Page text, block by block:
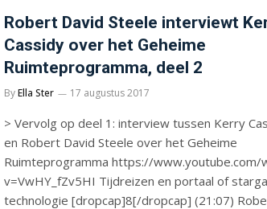
Robert David Steele interviewt
Cassidy over het Geheime
Ruimteprogramma, deel 2
By Ella Ster 17 augustus 2017
> Vervolg op deel 1: interview tussen Kerry
en Robert David Steele over het Geheime
Ruimteprogramma https://www.youtube.com/
v=VwHY_fZv5HI Tijdreizen en portaal of
technologie [dropcap]8[/dropcap] (21:07)